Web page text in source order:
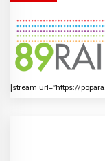
[stream url=”https://